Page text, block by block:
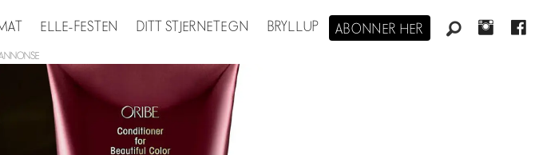
ELLE-FESTEN DITT STJERNETEGN BRYLLUP ABONNER HER